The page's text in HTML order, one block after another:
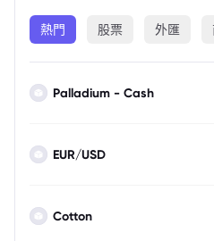
熱門 股票 外匯
Palladium - Cash
EUR/USD
Cotton